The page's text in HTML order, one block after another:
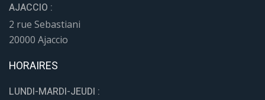
AJACCIO :
2 rue Sebastiani
20000 Ajaccio
HORAIRES
LUNDI-MARDI-JEUDI :